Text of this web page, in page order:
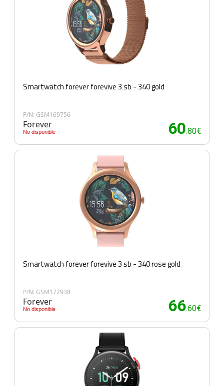
Smartwatch forever forevive 3 sb - 340 gold
P/N: GSM169756
Forever
No disponible 60.80€
Smartwatch forever forevive 3 sb - 340 rose gold
P/N: GSM172938
Forever
No disponible 66.60€